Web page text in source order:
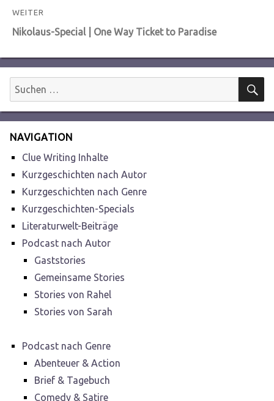
WEITER
Nächster
Nikolaus-Special | One Way Ticket to Paradise
Suchen
nach:
NAVIGATION
Clue Writing Inhalte
Kurzgeschichten nach Autor
Kurzgeschichten nach Genre
Kurzgeschichten-Specials
Literaturwelt-Beiträge
Podcast nach Autor
Gaststories
Gemeinsame Stories
Stories von Rahel
Stories von Sarah
Podcast nach Genre
Abenteuer & Action
Brief & Tagebuch
Comedy & Satire